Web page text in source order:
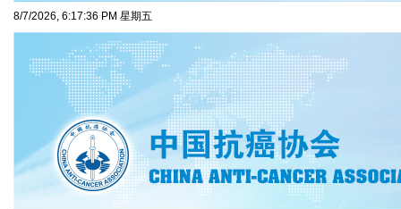
8/7/2026, 6:17:37 PM 星期五